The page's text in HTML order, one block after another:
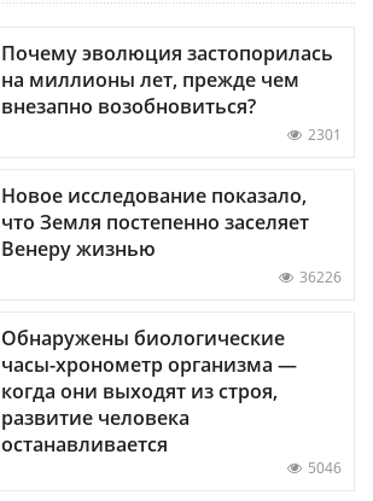
Почему эволюция застопорилась
на миллионы лет, прежде чем
внезапно возобновиться?
2301
Новое исследование показало,
что Земля постепенно заселяет
Венеру жизнью
36226
Обнаружены биологические
часы-хронометр организма —
когда они выходят из строя,
развитие человека
останавливается
5046